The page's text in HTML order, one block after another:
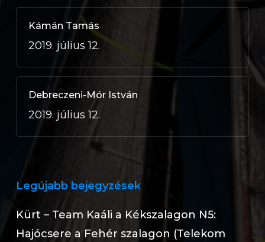
Kámán Tamás
2019. július 12.
Debreczeni-Mór István
2019. július 12.
Legújabb bejegyzések
Kürt – Team Kaáli a Kékszalagon N5:
Hajócsere a Fehér szalagon (Telekom